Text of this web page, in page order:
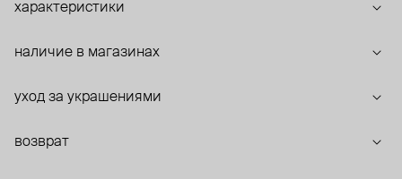
характеристики
наличие в магазинах
уход за украшениями
возврат